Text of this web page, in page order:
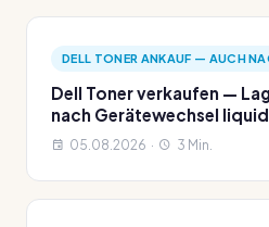
DELL TONER ANKAUF — AUCH
Dell Toner verkaufen —
nach Gerätewechsel
05.08.2026 · 3 Min.